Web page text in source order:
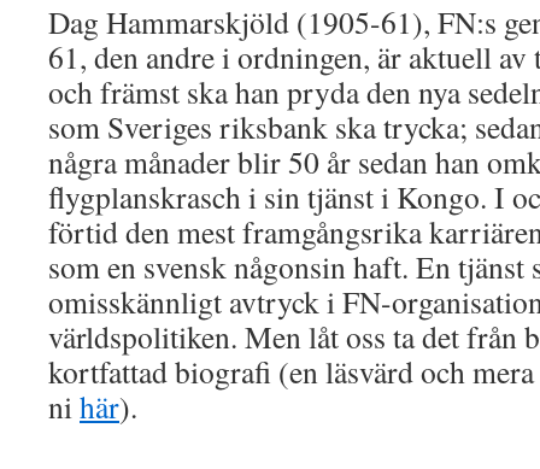
Dag Hammarskjöld (1905-61), FN:s
61, den andre i ordningen, är aktuell
och främst ska han pryda den nya
som Sveriges riksbank ska trycka;
några månader blir 50 år sedan han
flygplanskrasch i sin tjänst i Kongo. I
förtid den mest framgångsrika
som en svensk någonsin haft. En tjänst
omisskännligt avtryck i FN-
världspolitiken. Men låt oss ta det från
kortfattad biografi (en läsvärd och
nihär).